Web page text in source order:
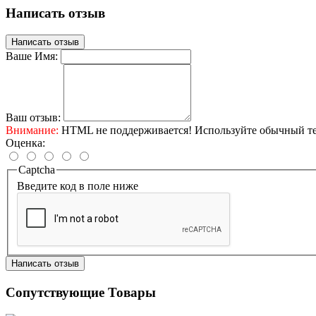
Написать отзыв
Написать отзыв
Ваше Имя:
Ваш отзыв:
Внимание: HTML не поддерживается! Используйте обычный
Оценка:
Captcha
Введите код в поле ниже
Написать отзыв
Сопутствующие Товары